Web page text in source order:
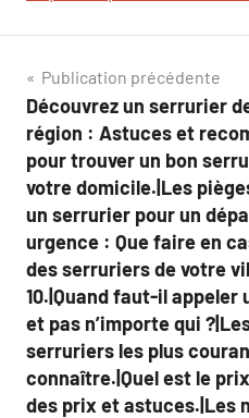
Navigation
de
l’article
Publication précédente
Découvrez un serrurier
région : Astuces et
pour trouver un bon
votre domicile.|Les
un serrurier pour un
urgence : Que faire en
des serruriers de votre
10.|Quand faut-il
et pas n’importe qui
serruriers les plus
connaître.|Quel est le
des prix et astuces.|Les